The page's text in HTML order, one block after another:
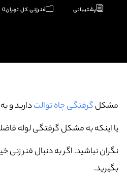
پشتیبانی فنرزنی کل تهران0
مشکلگرفتگی چاه توالتدارید و به
یا اینکه به مشکل گرفتگی لوله
نگران نباشید. اگر به دنبال فنر زنی
بگیرید.